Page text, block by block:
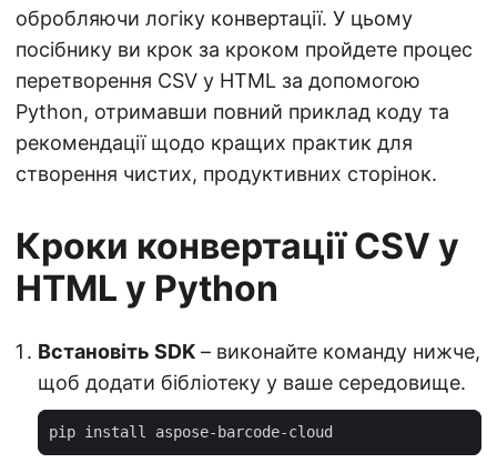
обробляючи логіку конвертації. У цьому
посібнику ви крок за кроком пройдете процес
перетворення CSV у HTML за допомогою
Python, отримавши повний приклад коду та
рекомендації щодо кращих практик для
створення чистих, продуктивних сторінок.
Кроки конвертації CSV у
HTML у Python
Встановіть SDK – виконайте команду нижче,
щоб додати бібліотеку у ваше середовище.